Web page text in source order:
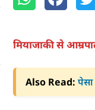
मियाजाकी से
Also Read: